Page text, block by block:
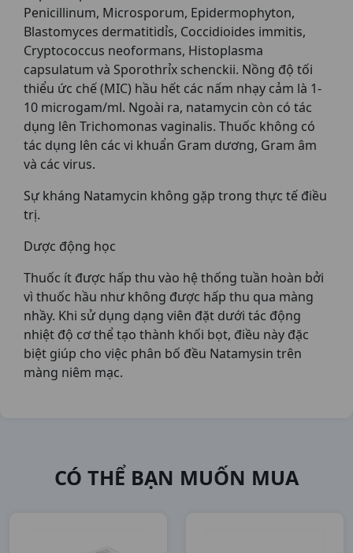
Penicillinum, Microsporum, Epidermophyton,
Blastomyces dermatitidỉs, Coccidioides immitis,
Cryptococcus neoformans, Histoplasma
capsulatum và Sporothrỉx schenckii. Nồng độ tối
thiểu ức chế (MIC) hầu hết các nấm nhạy cảm là 1-
10 microgam/ml. Ngoài ra, natamycin còn có tác
dụng lên Trichomonas vaginalis. Thuốc không có
tác dụng lên các vi khuẩn Gram dương, Gram âm
và các virus.
Sự kháng Natamycin không gặp trong thực tế điều
trị.
Dược động học
Thuốc ít được hấp thu vào hệ thống tuần hoàn bởi
vì thuốc hầu như không được hấp thu qua màng
nhầy. Khi sử dụng dạng viên đặt dưới tác động
nhiệt độ cơ thể tạo thành khối bọt, điều này đặc
biệt giúp cho việc phân bố đều Natamysin trên
màng niêm mạc.
CÓ THỂ BẠN MUỐN MUA